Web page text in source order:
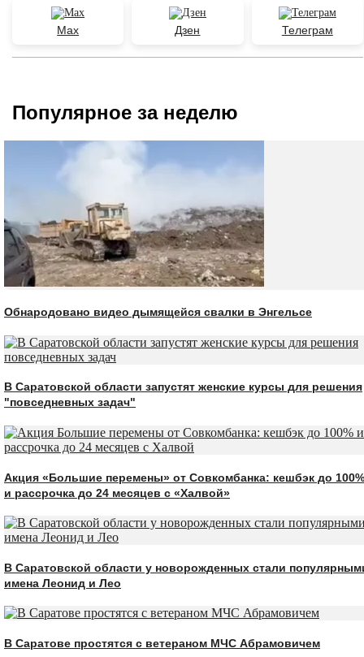
Max Дзен Телеграм
Популярное за неделю
Обнародовано видео дымящейся свалки в Энгельсе
В Саратовской области запустят женские курсы для решения
"повседневных задач"
Акция «Большие перемены» от Совкомбанка: кешбэк до 100%
и рассрочка до 24 месяцев с «Халвой»
В Саратовской области у новорожденных стали
имена Леонид и Лео
В Саратове простятся с ветераном МЧС Абрамовичем